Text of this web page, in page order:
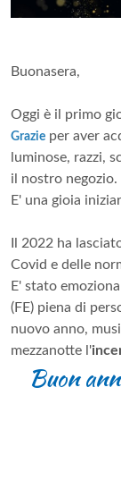
Buonasera,
Oggi è il primo
Grazie per aver
luminose, razzi,
il nostro negozio.
E' una gioia
Il 2022 ha
Covid e delle
E' stato
(FE) piena di
nuovo anno,
mezzanotte l'
Buon